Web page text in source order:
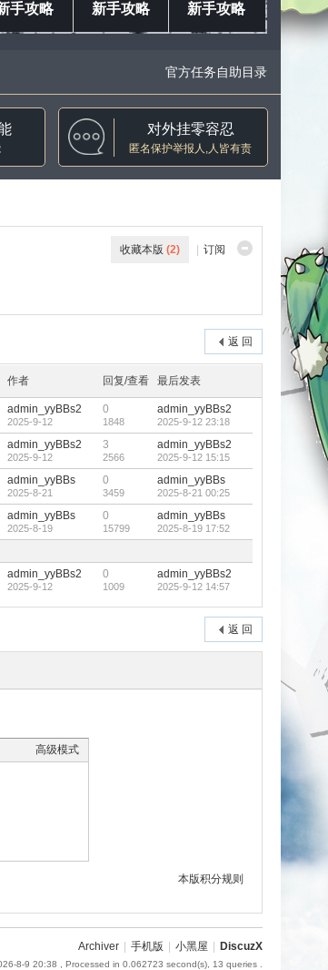
手攻略 新手攻略 新手攻略
官方任务自助目录
对外挂零容忍
匿名保护举报人,人皆有责
收藏本版 (2) 订阅
返 回
作者 回复/查看 最后发表
admin_yyBBs2
2025-9-12
0
1848
admin_yyBBs2
2025-9-12 23:18
admin_yyBBs2
2025-9-12
3
2566
admin_yyBBs2
2025-9-12 15:15
admin_yyBBs
2025-8-21
0
3459
admin_yyBBs
2025-8-21 00:25
admin_yyBBs
2025-8-19
0
15799
admin_yyBBs
2025-8-19 17:52
admin_yyBBs2
2025-9-12
0
1009
admin_yyBBs2
2025-9-12 14:57
返 回
高级模式
本版积分规则
Archiver 手机版 小黑屋 DiscuzX
8-9 20:38 , Processed in 0.062723 second(s), 13 queries .